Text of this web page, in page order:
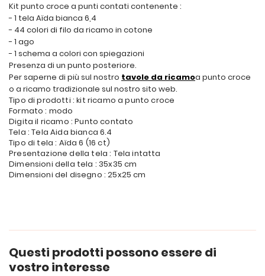
Kit punto croce a punti contati contenente :
- 1 tela Aïda bianca 6,4
- 44 colori di filo da ricamo in cotone
- 1 ago
- 1 schema a colori con spiegazioni
Presenza di un punto posteriore.
Per saperne di più sul nostro tavole da ricamoa punto croce
o a ricamo tradizionale sul nostro sito web.
Tipo di prodotti : kit ricamo a punto croce
Formato : modo
Digita il ricamo : Punto contato
Tela : Tela Aida bianca 6.4
Tipo di tela : Aïda 6 (16 ct)
Presentazione della tela : Tela intatta
Dimensioni della tela : 35x35 cm
Dimensioni del disegno : 25x25 cm
Questi prodotti possono essere di
vostro interesse